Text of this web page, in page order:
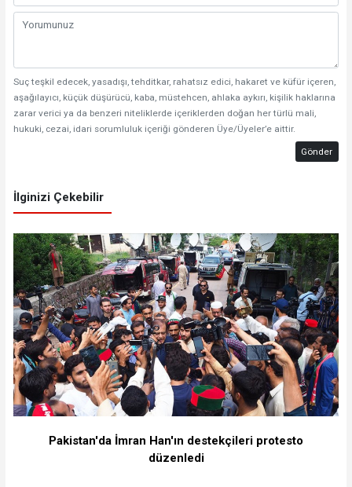
Suç teşkil edecek, yasadışı, tehditkar, rahatsız edici, hakaret ve küfür içeren,
aşağılayıcı, küçük düşürücü, kaba, müstehcen, ahlaka aykırı, kişilik haklarına
zarar verici ya da benzeri niteliklerde içeriklerden doğan her türlü mali,
hukuki, cezai, idari sorumluluk içeriği gönderen Üye/Üyeler’e aittir.
Gönder
İlginizi Çekebilir
Pakistan'da İmran Han'ın destekçileri protesto
düzenledi